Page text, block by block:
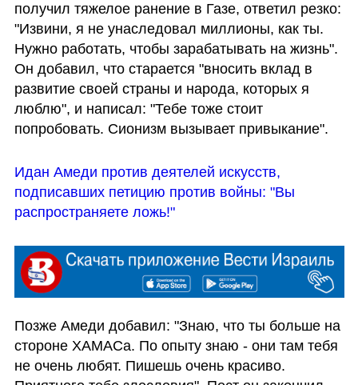
получил тяжелое ранение в Газе, ответил резко:
"Извини, я не унаследовал миллионы, как ты.
Нужно работать, чтобы зарабатывать на жизнь".
Он добавил, что старается "вносить вклад в
развитие своей страны и народа, которых я
люблю", и написал: "Тебе тоже стоит
попробовать. Сионизм вызывает привыкание".
Идан Амеди против деятелей искусств,
подписавших петицию против войны: "Вы
распространяете ложь!"
Позже Амеди добавил: "Знаю, что ты больше на
стороне ХАМАСа. По опыту знаю - они там тебя
не очень любят. Пишешь очень красиво.